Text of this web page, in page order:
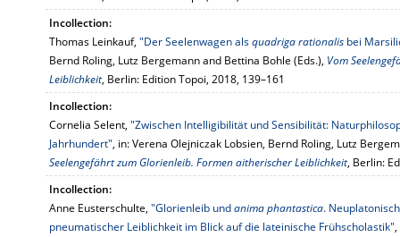
Incollection:
Thomas Leinkauf, "Der Seelenwagen alsquadriga rationalis bei
Bernd Roling, Lutz Bergemann and Bettina Bohle (Eds.), Vom
Leiblichkeit, Berlin: Edition Topoi, 2018, 139–161
Incollection:
Cornelia Selent, "Zwischen Intelligibilität und Sensibilität:
Jahrhundert", in: Verena Olejniczak Lobsien, Bernd Roling, Lutz
Seelengefährt zum Glorienleib. Formen aitherischer Leiblichkeit, Berlin:
Incollection:
Anne Eusterschulte, "Glorienleib undanima phantastica.
pneumatischer Leiblichkeit im Blick auf die lateinische Frühscholastik",